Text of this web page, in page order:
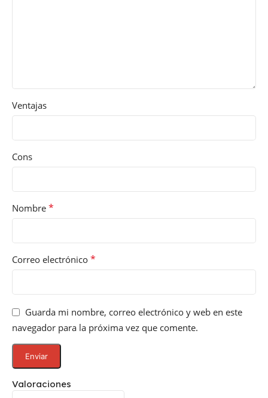
Valoraciones
Ventajas
Cons
Nombre *
Correo electrónico *
Guarda mi nombre, correo electrónico y web en este
navegador para la próxima vez que comente.